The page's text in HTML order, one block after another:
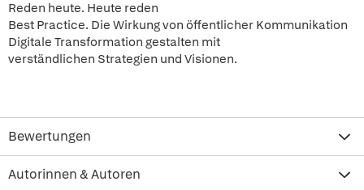
Reden heute. Heute reden
Best Practice. Die Wirkung von öffentlicher Kommunikation
Digitale Transformation gestalten mit
verständlichen Strategien und Visionen.
Bewertungen
Autorinnen & Autoren